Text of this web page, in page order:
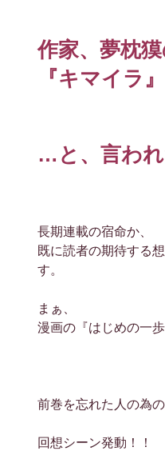
作家、夢枕
『キマイラ』
…と、言われ
長期連載の宿命か、
既に読者の期待する
す。
まぁ、
漫画の『はじめの一
前巻を忘れた人の為の
回想シーン発動！！